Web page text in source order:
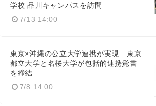
学校 品川キャンパスを訪問
7/13 14:00
東京×沖縄の公立大学連携が実現 東京
都立大学と名桜大学が包括的連携覚書
を締結
7/8 14:00